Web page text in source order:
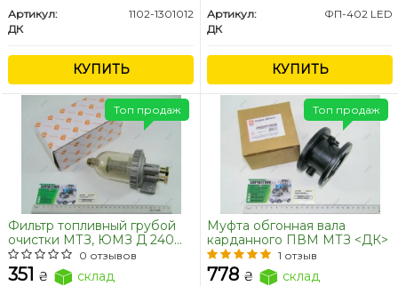
Артикул:
1102-1301012
ДК
КУПИТЬ
Артикул:
ФП-402 LED
ДК
КУПИТЬ
Фильтр топливный грубой
очистки МТЗ, ЮМЗ Д 240
прозрачная колба <ДК>
0 отзывов
351 ₴ склад
Топ продаж
Муфта обгонная вала
карданного ПВМ МТЗ <ДК>
1 отзыв
778 ₴ склад
Топ продаж